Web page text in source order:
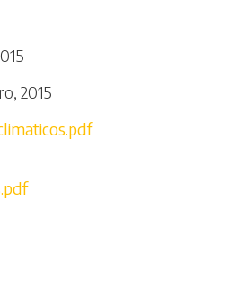
2015